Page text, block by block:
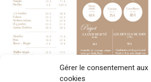
Gérer le consentement aux
cookies